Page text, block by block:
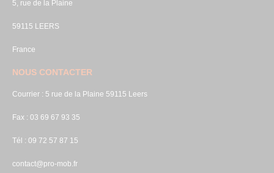
5, rue de la Plaine
59115 LEERS
France
NOUS CONTACTER
Courrier : 5 rue de la Plaine 59115 Leers
Fax : 03 69 67 93 35
Tél : 09 72 57 87 15
contact@pro-mob.fr